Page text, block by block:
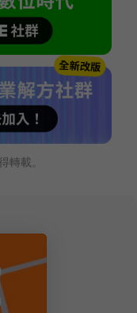
轉載。